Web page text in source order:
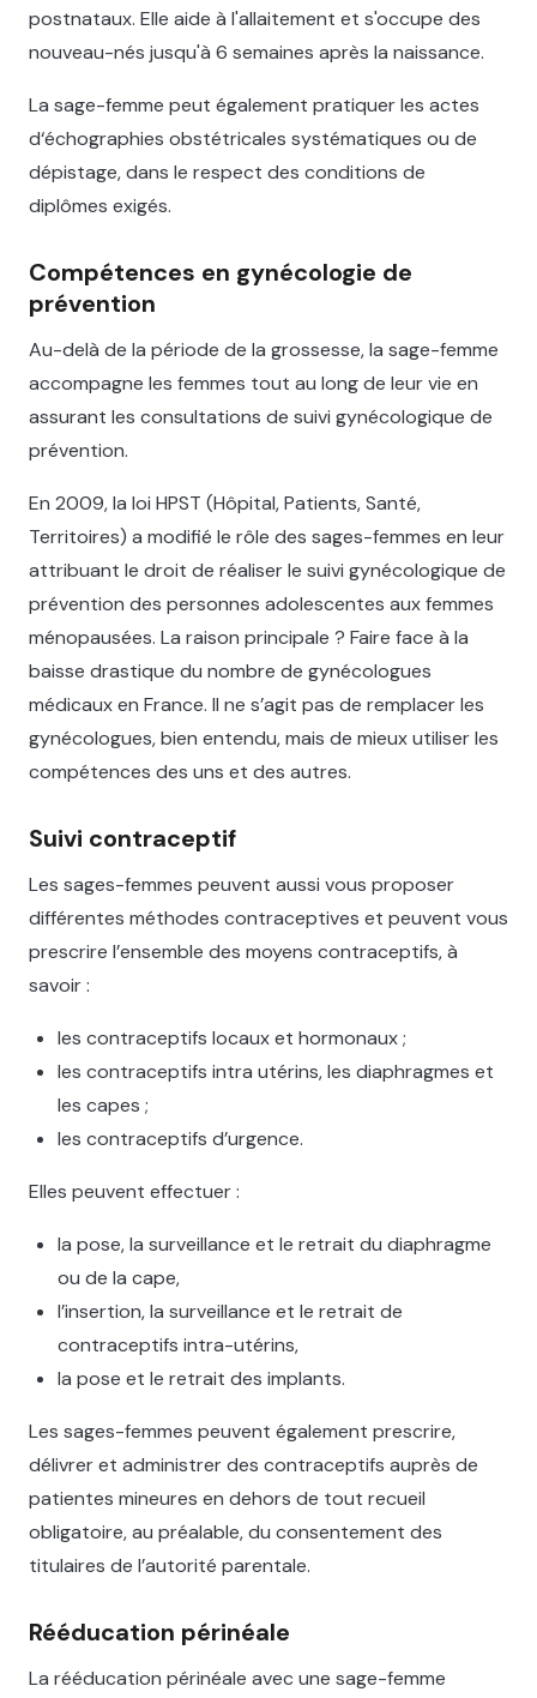
postnataux. Elle aide à l'allaitement et s'occupe des
nouveau-nés jusqu'à 6 semaines après la naissance.
La sage-femme peut également pratiquer les actes
d‘échographies obstétricales systématiques ou de
dépistage, dans le respect des conditions de
diplômes exigés.
Compétences en gynécologie de
prévention
Au-delà de la période de la grossesse, la sage-femme
accompagne les femmes tout au long de leur vie en
assurant les consultations de suivi gynécologique de
prévention.
En 2009, la loi HPST (Hôpital, Patients, Santé,
Territoires) a modifié le rôle des sages-femmes en leur
attribuant le droit de réaliser le suivi gynécologique de
prévention des personnes adolescentes aux femmes
ménopausées. La raison principale ? Faire face à la
baisse drastique du nombre de gynécologues
médicaux en France. Il ne s’agit pas de remplacer les
gynécologues, bien entendu, mais de mieux utiliser les
compétences des uns et des autres.
Suivi contraceptif
Les sages-femmes peuvent aussi vous proposer
différentes méthodes contraceptives et peuvent vous
prescrire l’ensemble des moyens contraceptifs, à
savoir :
les contraceptifs locaux et hormonaux ;
les contraceptifs intra utérins, les diaphragmes et
les capes ;
les contraceptifs d’urgence.
Elles peuvent effectuer :
la pose, la surveillance et le retrait du diaphragme
ou de la cape,
l’insertion, la surveillance et le retrait de
contraceptifs intra-utérins,
la pose et le retrait des implants.
Les sages-femmes peuvent également prescrire,
délivrer et administrer des contraceptifs auprès de
patientes mineures en dehors de tout recueil
obligatoire, au préalable, du consentement des
titulaires de l’autorité parentale.
Rééducation périnéale
La rééducation périnéale avec une sage-femme